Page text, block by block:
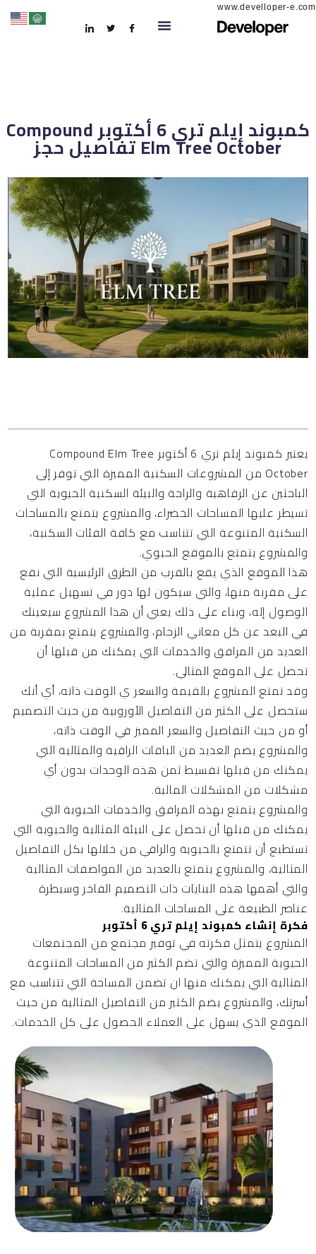
www.develloper-e.com
كمبوند إيلم تري 6 أكتوبر Compound
Elm Tree October تفاصيل حجز
يعتبر كمبوند إيلم تري 6 أكتوبر Compound Elm Tree
October من المشروعات السكنية المميزة التي توفر إلى
الباحثين عن الرفاهية والراحة والبيئة السكنية الحيوية التي
تسيطر عليها المساحات الخضراء، والمشروع يتمتع بالمساحات
السكنية المتنوعة التي تتناسب مع كافة الفئات السكنية،
والمشروع يتمتع بالموقع الحيوي.
هذا الموقع الذي يقع بالقرب من الطرق الرئيسية التي نقع
على مقربة منها، والتي سيكون لها دور في تسهيل عملية
الوصول إله، وبناء على ذلك يعني أن هذا المشروع سيعينك
في البعد عن كل معاني الزحام، والمشروع يتمتع بمقربة من
العديد من المرافق والخدمات التي يمكنك من قبلها أن
تحصل على الموقع المثالي.
وقد تمتع المشروع بالقيمة والسعر ي الوقت ذاته، أي أنك
ستحصل على الكثير من التفاصيل الأوروبية من حيث التصميم
أو من حيث التفاصيل والسعر المميز في الوقت ذاته،
والمشروع يضم العديد من الباقات الراقية والمثالية التي
يمكنك من قبلها تقسيط ثمن هذه الوحدات بدون أي
مشكلات من المشكلات المالية.
والمشروع يتمتع بهذه المرافق والخدمات الحيوية التي
يمكنك من قبلها أن تحصل على البيئة المثالية والحيوية التي
تستطيع أن تتمتع بالحيوية والراقي من خلالها بكل التفاصيل
المثالية، والمشروع يتمتع بالعديد من المواصفات المثالية
والتي أهمها هذه البنايات ذات التصميم الفاخر وسيطرة
عناصر الطبيعة على المساحات المثالية.
فكرة إنشاء كمبوند إيلم تري 6 أكتوبر
المشروع يتمثل فكرته في توفير مجتمع من المجتمعات
الحيوية المميزة والتي تضم الكثير من المساحات المتنوعة
المثالية التي يمكنك منها ان تضمن المساحة التي تتناسب مع
أسرتك، والمشروع يضم الكثير من التفاصيل المثالية من حيث
الموقع الذي يسهل على العملاء الحصول على كل الخدمات.